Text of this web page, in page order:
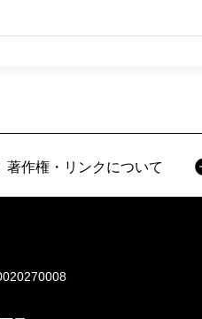
著作権・リンクについて